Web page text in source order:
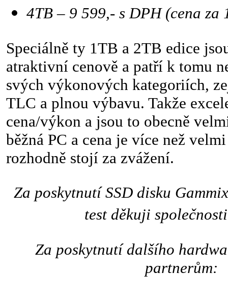
4TB – 9 599,- s DPH (cena za
Speciálně ty 1TB a 2TB edice
atraktivní cenově a patří k tomu
svých výkonových kategoriích,
TLC a plnou výbavu. Takže
cena/výkon a jsou to obecně
běžná PC a cena je více než
rozhodně stojí za zvážení.
Za poskytnutí SSD disku
test děkuji
Za poskytnutí dalšího
partnerům: